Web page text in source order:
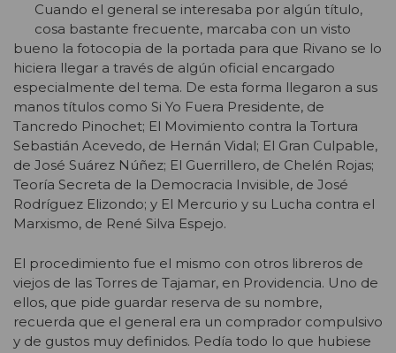
Cuando el general se interesaba por algún título,
cosa bastante frecuente, marcaba con un visto
bueno la fotocopia de la portada para que Rivano se lo
hiciera llegar a través de algún oficial encargado
especialmente del tema. De esta forma llegaron a sus
manos títulos como Si Yo Fuera Presidente, de
Tancredo Pinochet; El Movimiento contra la Tortura
Sebastián Acevedo, de Hernán Vidal; El Gran Culpable,
de José Suárez Núñez; El Guerrillero, de Chelén Rojas;
Teoría Secreta de la Democracia Invisible, de José
Rodríguez Elizondo; y El Mercurio y su Lucha contra el
Marxismo, de René Silva Espejo.
El procedimiento fue el mismo con otros libreros de
viejos de las Torres de Tajamar, en Providencia. Uno de
ellos, que pide guardar reserva de su nombre,
recuerda que el general era un comprador compulsivo
y de gustos muy definidos. Pedía todo lo que hubiese